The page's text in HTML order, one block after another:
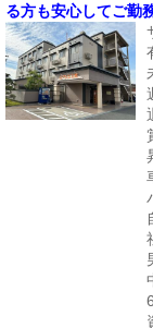
る方も安心してご勤